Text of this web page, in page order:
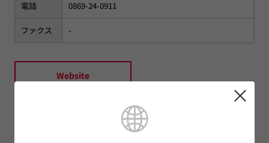
電話 0869-24-0911
ファクス -
Website
株式会社金津村田製作所